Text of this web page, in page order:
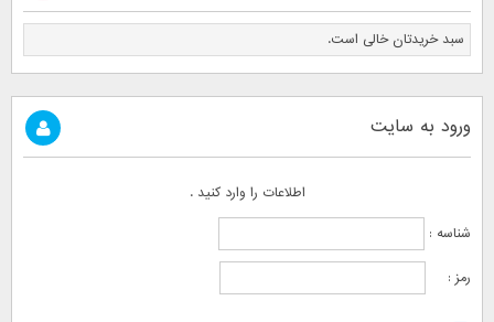
سبد خریدتان خالی است.
ورود به سایت
اطلاعات را وارد کنید .
شناسه :
رمز :